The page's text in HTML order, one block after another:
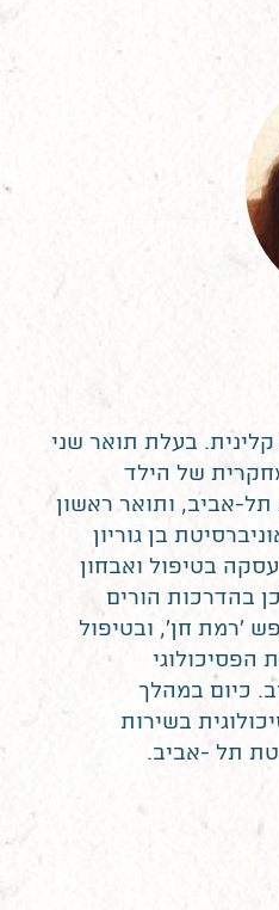
בעלת תואר שני
של הילד
תל-אביב, ותואר ראשון
בן גוריון
בטיפול ואבחון
בהדרכות הורים
'רמת חן', ובטיפול
הפסיכולוגי
כיום במהלך
בשירות
תל -אביב.